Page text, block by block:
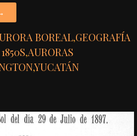
BOREAL,GEOGRAFÍA
1850S,AURORAS
,YUCATÁN